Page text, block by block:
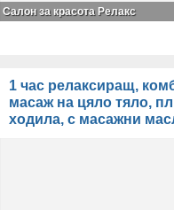
Салон за красота Релакс
1 час релаксиращ,
масаж на цяло тяло,
ходила, с масажни